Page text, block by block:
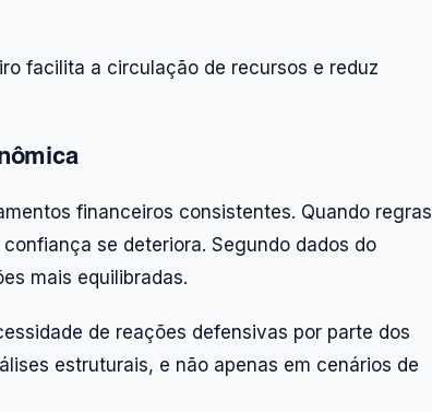
facilita a circulação de recursos e reduz
financeiros consistentes. Quando regras
se deteriora. Segundo dados do
mais equilibradas.
de reações defensivas por parte dos
estruturais, e não apenas em cenários de